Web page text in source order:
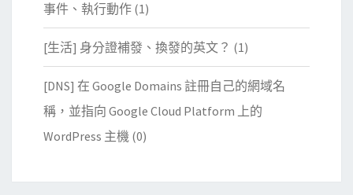
事件、執行動作 (1)
[生活] 身分證補發、換發的英文？ (1)
[DNS] 在 Google Domains 註冊自己的網域名
稱，並指向 Google Cloud Platform 上的
WordPress 主機 (0)